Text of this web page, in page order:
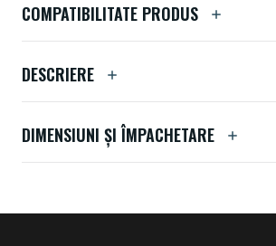
COMPATIBILITATE PRODUS
DESCRIERE
DIMENSIUNI ȘI ÎMPACHETARE